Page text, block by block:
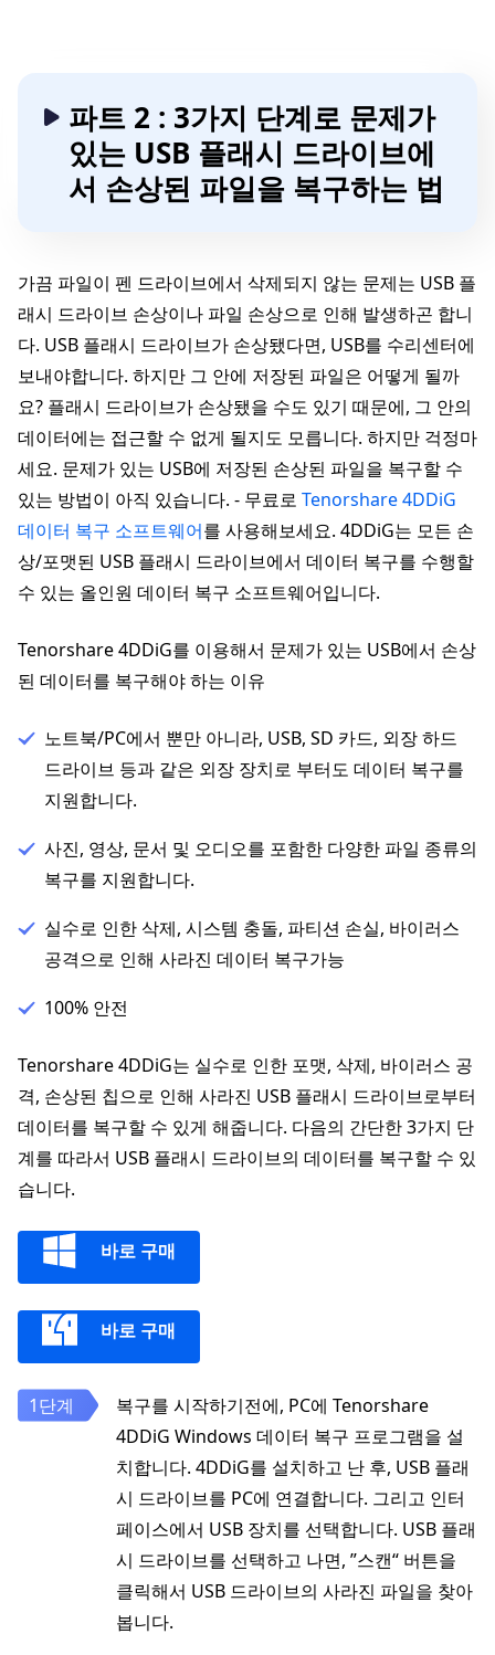
파트 2 : 3가지 단계로 문제가
있는 USB 플래시 드라이브에
서 손상된 파일을 복구하는 법
가끔 파일이 펜 드라이브에서 삭제되지 않는 문제는 USB 플
래시 드라이브 손상이나 파일 손상으로 인해 발생하곤 합니
다. USB 플래시 드라이브가 손상됐다면, USB를 수리센터에
보내야합니다. 하지만 그 안에 저장된 파일은 어떻게 될까
요? 플래시 드라이브가 손상됐을 수도 있기 때문에, 그 안의
데이터에는 접근할 수 없게 될지도 모릅니다. 하지만 걱정마
세요. 문제가 있는 USB에 저장된 손상된 파일을 복구할 수
있는 방법이 아직 있습니다. - 무료로 Tenorshare 4DDiG
데이터 복구 소프트웨어를 사용해보세요. 4DDiG는 모든 손
상/포맷된 USB 플래시 드라이브에서 데이터 복구를 수행할
수 있는 올인원 데이터 복구 소프트웨어입니다.
Tenorshare 4DDiG를 이용해서 문제가 있는 USB에서 손상
된 데이터를 복구해야 하는 이유
노트북/PC에서 뿐만 아니라, USB, SD 카드, 외장 하드
드라이브 등과 같은 외장 장치로 부터도 데이터 복구를
지원합니다.
사진, 영상, 문서 및 오디오를 포함한 다양한 파일 종류의
복구를 지원합니다.
실수로 인한 삭제, 시스템 충돌, 파티션 손실, 바이러스
공격으로 인해 사라진 데이터 복구가능
100% 안전
Tenorshare 4DDiG는 실수로 인한 포맷, 삭제, 바이러스 공
격, 손상된 칩으로 인해 사라진 USB 플래시 드라이브로부터
데이터를 복구할 수 있게 해줍니다. 다음의 간단한 3가지 단
계를 따라서 USB 플래시 드라이브의 데이터를 복구할 수 있
습니다.
바로 구매
바로 구매
복구를 시작하기전에, PC에 Tenorshare
4DDiG Windows 데이터 복구 프로그램을 설
치합니다. 4DDiG를 설치하고 난 후, USB 플래
시 드라이브를 PC에 연결합니다. 그리고 인터
페이스에서 USB 장치를 선택합니다. USB 플래
시 드라이브를 선택하고 나면, ”스캔“ 버튼을
클릭해서 USB 드라이브의 사라진 파일을 찾아
봅니다.